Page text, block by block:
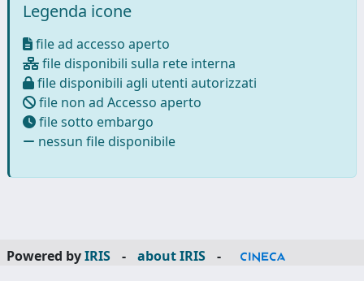
Legenda icone
file ad accesso aperto
file disponibili sulla rete interna
file disponibili agli utenti autorizzati
file non ad Accesso aperto
file sotto embargo
nessun file disponibile
Powered byIRIS - about IRIS
-